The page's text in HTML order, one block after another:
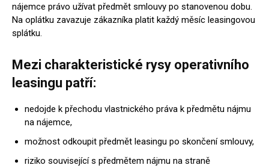
nájemce právo užívat předmět smlouvy po stanovenou dobu.
Na oplátku zavazuje zákazníka platit každý měsíc leasingovou
splátku.
Mezi charakteristické rysy operativního
leasingu patří:
nedojde k přechodu vlastnického práva k předmětu nájmu
na nájemce,
možnost odkoupit předmět leasingu po skončení smlouvy,
riziko související s předmětem nájmu na straně